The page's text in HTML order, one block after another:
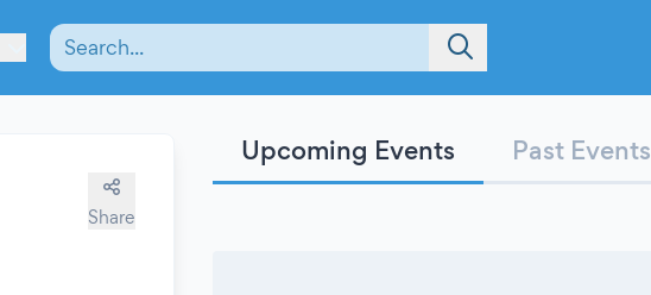
Share
Upcoming Events Past Events